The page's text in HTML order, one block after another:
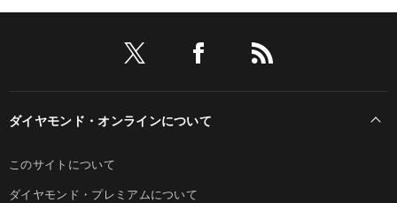
ダイヤモンド・オンラインについて
このサイトについて
ダイヤモンド・プレミアムについて